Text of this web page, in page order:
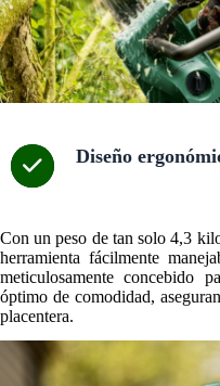
Diseño
Con un peso de tan solo 4,3
herramienta fácilmente
meticulosamente concebido
óptimo de comodidad,
placentera.